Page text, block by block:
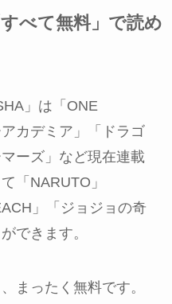
べて無料」で読め
」は「ONE
カデミア」「ドラゴ
ーズ」など現在連載
「NARUTO」
」「ジョジョの奇
できます。
まったく無料です。